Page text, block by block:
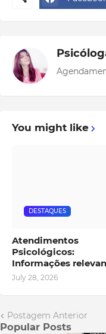
You might like
DESTAQUES
Atendimentos
Psicológicos:
Informações
July 28, 2026
Postagem Anterior
Popular Posts